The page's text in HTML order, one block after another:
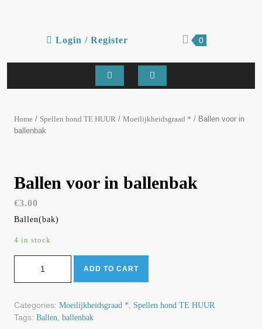
Login / Register
Register
shopping
0
Open
Home / Spellen hond TE HUUR / Moeilijkheidsgraad * / Ballen voor in
ballenbak
Ballen voor in ballenbak
€3.00
Ballen(bak)
4 in stock
ADD TO CART
Categories: Moeilijkheidsgraad * Spellen hond TE HUUR
Tags: Ballen ballenbak